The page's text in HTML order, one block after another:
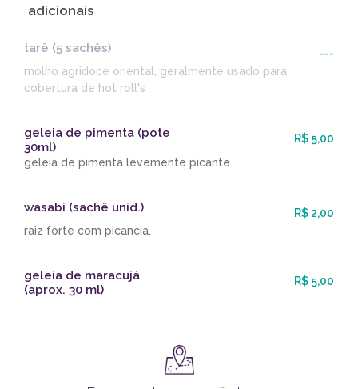
adicionais
tarê (5 sachês)
---
molho agridoce oriental, geralmente usado para
cobertura de hot roll's
geleia de pimenta (pote
30ml)
R$ 5,00
geleia de pimenta levemente picante
wasabi (sachê unid.)
R$ 2,00
raiz forte com picancia.
geleia de maracujá
(aprox. 30 ml)
R$ 5,00